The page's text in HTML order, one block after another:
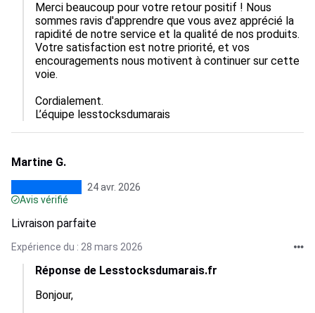
Merci beaucoup pour votre retour positif ! Nous
sommes ravis d'apprendre que vous avez apprécié la
rapidité de notre service et la qualité de nos produits.
Votre satisfaction est notre priorité, et vos
encouragements nous motivent à continuer sur cette
voie.
Cordialement.
L’équipe lesstocksdumarais
Martine G.
24 avr. 2026
Avis vérifié
Livraison parfaite
Expérience du : 28 mars 2026
Réponse de Lesstocksdumarais.fr
Bonjour,